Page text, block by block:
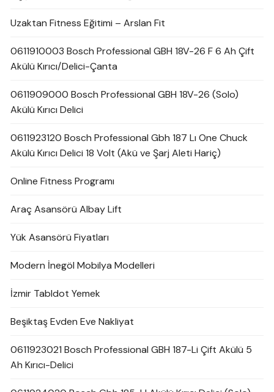
Uzaktan Fitness Eğitimi – Arslan Fit
0611910003 Bosch Professional GBH 18V-26 F 6 Ah Çift
Akülü Kırıcı/Delici-Çanta
0611909000 Bosch Professional GBH 18V-26 (Solo)
Akülü Kırıcı Delici
0611923120 Bosch Professional Gbh 187 Lı One Chuck
Akülü Kırıcı Delici 18 Volt (Akü ve Şarj Aleti Hariç)
Online Fitness Programı
Araç Asansörü Albay Lift
Yük Asansörü Fiyatları
Modern İnegöl Mobilya Modelleri
İzmir Tabldot Yemek
Beşiktaş Evden Eve Nakliyat
0611923021 Bosch Professional GBH 187-Li Çift Akülü 5
Ah Kırıcı-Delici